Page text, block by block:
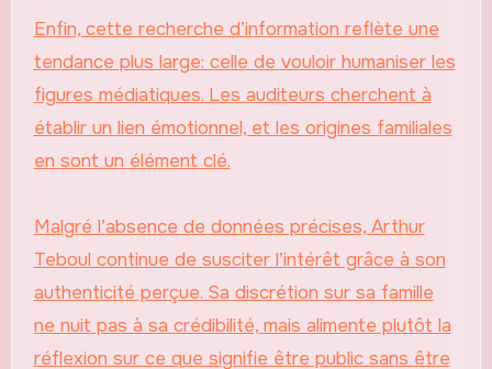
Enfin, cette recherche d’information reflète une
tendance plus large: celle de vouloir humaniser les
figures médiatiques. Les auditeurs cherchent à
établir un lien émotionnel, et les origines familiales
en sont un élément clé.
Malgré l’absence de données précises, Arthur
Teboul continue de susciter l’intérêt grâce à son
authenticité perçue. Sa discrétion sur sa famille
ne nuit pas à sa crédibilité, mais alimente plutôt la
réflexion sur ce que signifie être public sans être